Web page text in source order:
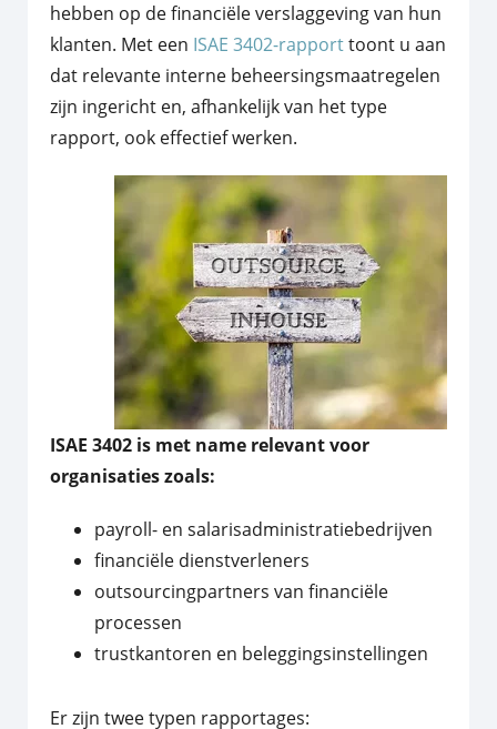
hebben op de financiële verslaggeving van hun
klanten. Met een ISAE 3402-rapporttoont u aan
dat relevante interne beheersingsmaatregelen
zijn ingericht en, afhankelijk van het type
rapport, ook effectief werken.
ISAE 3402 is met name relevant voor
organisaties zoals:
payroll- en salarisadministratiebedrijven
financiële dienstverleners
outsourcingpartners van financiële
processen
trustkantoren en beleggingsinstellingen
Er zijn twee typen rapportages: